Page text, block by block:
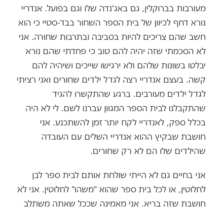
מעורבות בברוקלין, גם באג'נדה שלו וגם בפועל. אנדריי
נורא דחף לכיוון של בית הספר השחור בבד-סטיי כי הוא
חשב שהם צריכים להיות בסביבה ובתרבות שחורה. אני
לא הסכמתי שזה יהיה להם טוב כי פחדתי שהם נורא
יבלטו בשונות שלהם ולא ירגישו שייכים ושיהיה להם
קשה. בעצם אנדריי רצה לגדל ילדים שחורים ואני רציתי
לגדל ילדים מעורבים. ברגע שהתקשרו להגיד
שהתקבלנו לבית הספר המגוון עברנו לשם. לי לא היה
בכלל ספק, לאנדריי לקח יותר זמן להשתכנע. אני
חושבת שבקיץ ההוא אנדריי השלים עם העובדה
שהילדים שלו הם לא רק שחורים.
אני בחיים גם לא הייתי שולחת אותם לבית ספר לבן
לחלוטין, או לכל בית ספר שהוא "משהו" לחלוטין. אני לא
חושבת שזה בריא. אני מאמינה שככל שאתה משתלב